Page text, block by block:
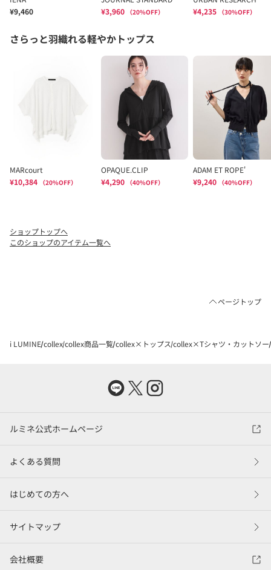
ショップトップへ
このショップのアイテム一覧へ
ページトップ
i LUMINE collex collex商品一覧 collex×トップス collex×Tシャツ・カットソー
ルミネ公式ホームページ
よくある質問
はじめての方へ
サイトマップ
会社概要